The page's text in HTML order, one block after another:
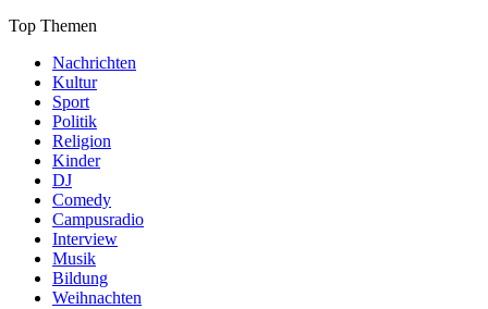
Top Themen
Nachrichten
Kultur
Sport
Politik
Religion
Kinder
DJ
Comedy
Campusradio
Interview
Musik
Bildung
Weihnachten